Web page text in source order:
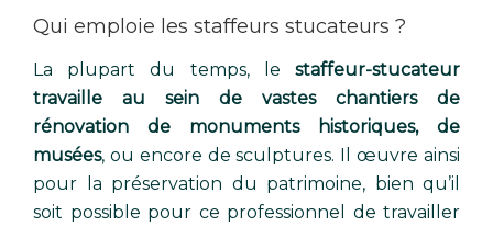
Qui emploie les staffeurs stucateurs ?
La plupart du temps, le staffeur-stucateur
travaille au sein de vastes chantiers de
rénovation de monuments historiques, de
musées, ou encore de sculptures. Il œuvre ainsi
pour la préservation du patrimoine, bien qu’il
soit possible pour ce professionnel de travailler